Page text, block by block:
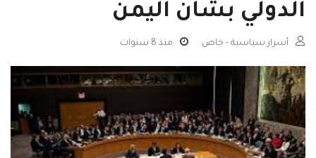
الدولي بشأن اليمن
أسرار سياسية - خاص منذ 8 سنوات